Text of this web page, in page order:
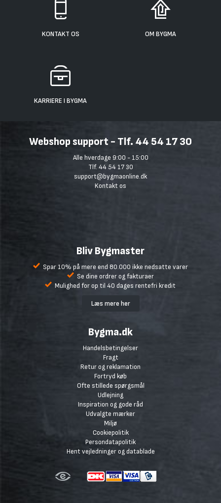
KONTAKT OS OM BYGMA
KARRIERE I BYGMA
Webshop support - Tlf. 44 54 17 30
Alle hverdage 9:00 - 15:00
Tlf. 44 54 17 30
support@bygmaonline.dk
Kontakt os
Bliv Bygmaster
Spar 10% på mere end 80.000 ikke nedsatte varer
Se dine ordrer og fakturaer
Mulighed for op til 40 dages rentefri kredit
Læs mere her
Bygma.dk
Handelsbetingelser
Fragt
Retur og reklamation
Fortryd køb
Ofte stillede spørgsmål
Udlejning
Inspiration og gode råd
Udvalgte mærker
Miljø
Cookiepolitik
Persondatapolitik
Hent vejledninger og datablade